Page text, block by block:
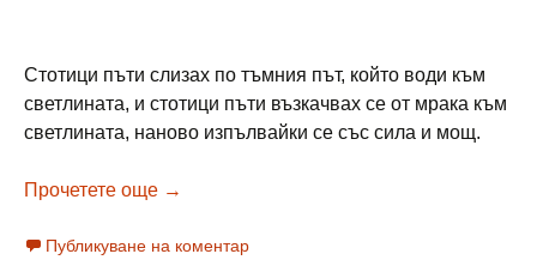
Стотици пъти слизах по тъмния път, който води към
светлината, и стотици пъти възкачвах се от мрака към
светлината, наново изпълвайки се със сила и мощ.
Прочетете още Тот ИЗУМРУДЕНИЯТ СКРИЖАЛ – 1
→
Публикуване на коментар